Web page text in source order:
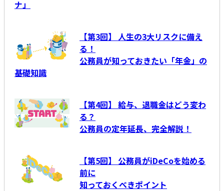
ナ」
【第3回】 人生の3大リスクに備え
る！
公務員が知っておきたい「年金」の
基礎知識
【第4回】 給与、退職金はどう変わ
る？
公務員の定年延長、完全解説！
【第5回】 公務員がiDeCoを始める
前に
知っておくべきポイント